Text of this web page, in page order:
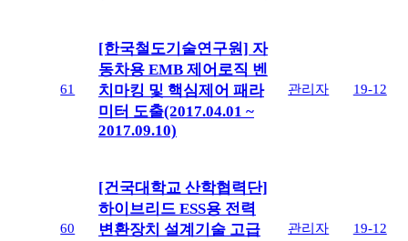
61
[한국철도기술연구원] 자
동차용 EMB 제어로직 벤
치마킹 및 핵심제어 패라
미터 도출(2017.04.01 ~
2017.09.10)
관리자 19-12
60
[건국대학교 산학협력단]
하이브리드 ESS용 전력
변환장치 설계기술 고급
관리자 19-12